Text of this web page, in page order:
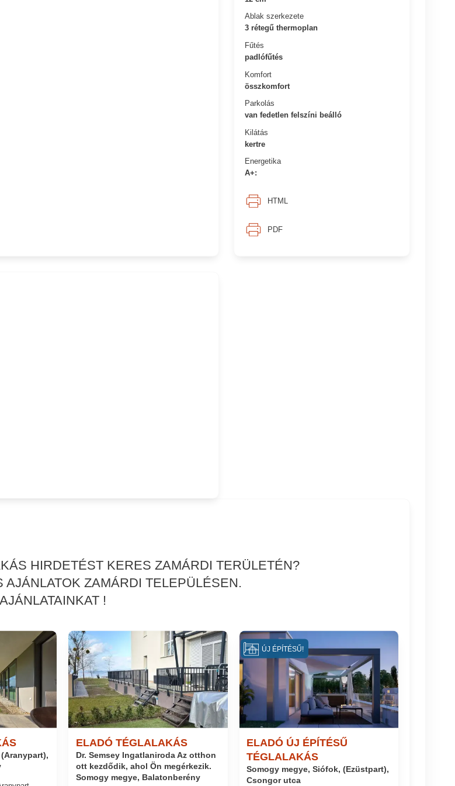
Ablak szerkezete
3 rétegű thermoplan
Fűtés
padlófűtés
Komfort
összkomfort
Parkolás
van fedetlen felszíni beálló
Kilátás
kertre
Energetika
A+:
HTML
PDF
HIRDETÉST KERES ZAMÁRDI TERÜLETÉN?
ZAMÁRDI TELEPÜLÉSEN.
!
ELADÓ TÉGLALAKÁS
Dr. Semsey Ingatlaniroda Az otthon
ott kezdődik, ahol Ön megérkezik.
Somogy megye, Balatonberény
ELADÓ ÚJ ÉPÍTÉSŰ
TÉGLALAKÁS
Somogy megye, Siófok, (Ezüstpart),
Csongor utca
ÚJ ÉPÍTÉSŰ!